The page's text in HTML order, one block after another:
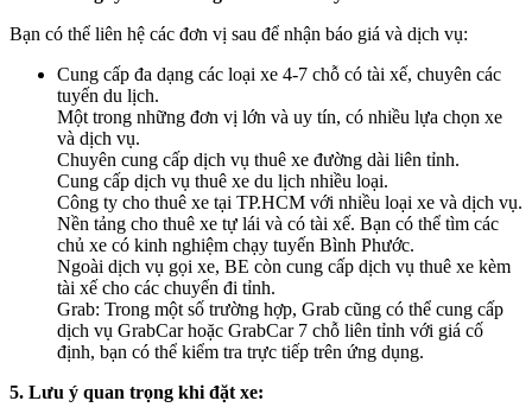
Bạn có thể liên hệ các đơn vị sau để nhận báo giá và dịch vụ:
Cung cấp đa dạng các loại xe 4-7 chỗ có tài xế, chuyên các
tuyến du lịch.
Một trong những đơn vị lớn và uy tín, có nhiều lựa chọn xe
và dịch vụ.
Chuyên cung cấp dịch vụ thuê xe đường dài liên tỉnh.
Cung cấp dịch vụ thuê xe du lịch nhiều loại.
Công ty cho thuê xe tại TP.HCM với nhiều loại xe và dịch vụ.
Nền tảng cho thuê xe tự lái và có tài xế. Bạn có thể tìm các
chủ xe có kinh nghiệm chạy tuyến Bình Phước.
Ngoài dịch vụ gọi xe, BE còn cung cấp dịch vụ thuê xe kèm
tài xế cho các chuyến đi tỉnh.
Grab: Trong một số trường hợp, Grab cũng có thể cung cấp
dịch vụ GrabCar hoặc GrabCar 7 chỗ liên tỉnh với giá cố
định, bạn có thể kiểm tra trực tiếp trên ứng dụng.
5. Lưu ý quan trọng khi đặt xe: